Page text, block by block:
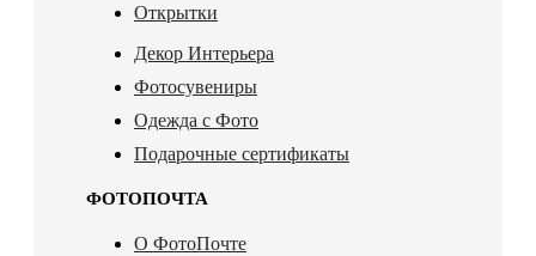
Открытки
Декор Интерьера
Фотосувениры
Одежда с Фото
Подарочные сертификаты
ФОТОПОЧТА
О ФотоПочте